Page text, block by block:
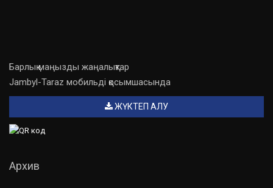
Барлық маңызды жаңалықтар
Jambyl-Taraz мобильді қосымшасында
ЖҮКТЕП АЛУ
Архив